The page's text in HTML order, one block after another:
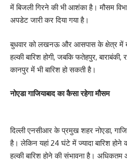
में बिजली गिरने की भी आशंका है। मौसम
अपडेट जारी कर दिया गया है।
बुधवार को लखनऊ और आसपास के क्षेत्र में
हल्की बारिश होगी, जबकि फतेहपुर, बाराबंकी,
कानपुर में भी बारिश हो सकती है।
नोएडा गाजियाबाद का कैसा रहेगा मौसम
दिल्ली एनसीआर के प्रमुख शहर नोएडा,
है। लेकिन यहां 24 घंटे में ज्यादा बारिश होने
हल्की बारिश होने की संभावना है। अधिकतम